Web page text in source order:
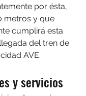
por ésta,
metros y que
cumplirá esta
del tren de
AVE.
y servicios